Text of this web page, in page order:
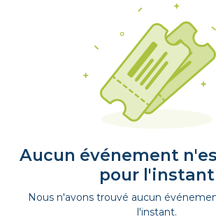
Aucun événement
pour l'instant
Nous n'avons trouvé aucun
l'instant.